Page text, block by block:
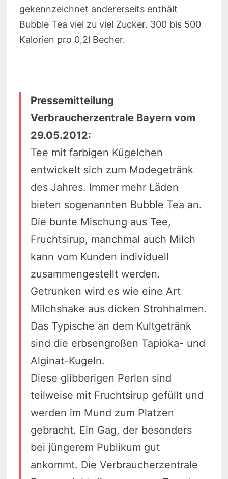
gekennzeichnet andererseits enthält
Bubble Tea viel zu viel Zucker. 300 bis 500
Kalorien pro 0,2l Becher.
Pressemitteilung
Verbraucherzentrale Bayern vom
29.05.2012:
Tee mit farbigen Kügelchen
entwickelt sich zum Modegetränk
des Jahres. Immer mehr Läden
bieten sogenannten Bubble Tea an.
Die bunte Mischung aus Tee,
Fruchtsirup, manchmal auch Milch
kann vom Kunden individuell
zusammengestellt werden.
Getrunken wird es wie eine Art
Milchshake aus dicken Strohhalmen.
Das Typische an dem Kultgetränk
sind die erbsengroßen Tapioka- und
Alginat-Kugeln.
Diese glibberigen Perlen sind
teilweise mit Fruchtsirup gefüllt und
werden im Mund zum Platzen
gebracht. Ein Gag, der besonders
bei jüngerem Publikum gut
ankommt. Die Verbraucherzentrale